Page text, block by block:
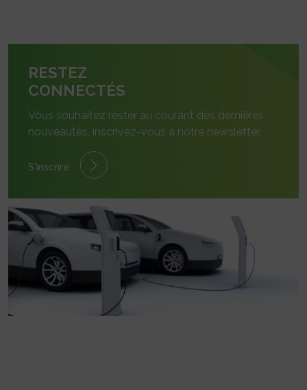
RESTEZ
CONNECTÉS
Vous souhaitez rester au courant des dernières
nouveautés, inscrivez-vous à notre newsletter.
S'inscrire